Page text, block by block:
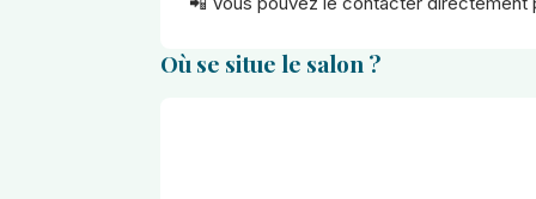
Où se situe le salon ?